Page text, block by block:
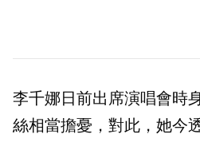
李千娜日前出席演唱會時
絲相當擔憂，對此，她今